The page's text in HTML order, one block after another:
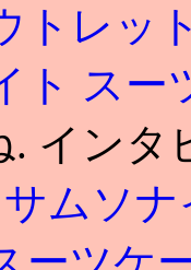
トレッ
ト スー
. イン
サムソナ